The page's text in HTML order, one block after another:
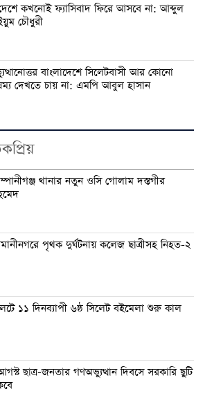
কখনোই ফ্যাসিবাদ ফিরে আসবে না: আব্দুল
চৌধুরী
বাংলাদেশে সিলেটবাসী আর কোনো
দেখতে চায় না: এমপি আবুল হাসান
থানার নতুন ওসি গোলাম দস্তগীর
পৃথক দুর্ঘটনায় কলেজ ছাত্রীসহ নিহত-২
১১ দিনব্যাপী ৬ষ্ঠ সিলেট বইমেলা শুরু কাল
ছাত্র-জনতার গণঅভ্যুত্থান দিবসে সরকারি ছুটি